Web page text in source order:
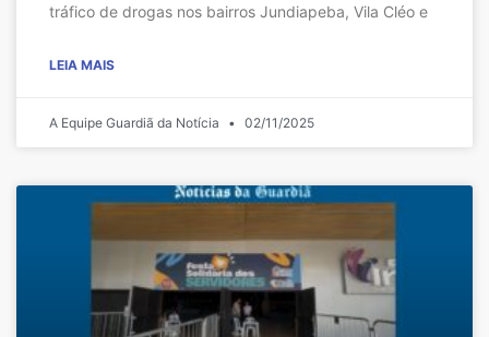
tráfico de drogas nos bairros Jundiapeba, Vila Cléo e
LEIA MAIS
A Equipe Guardiã da Notícia 02/11/2025